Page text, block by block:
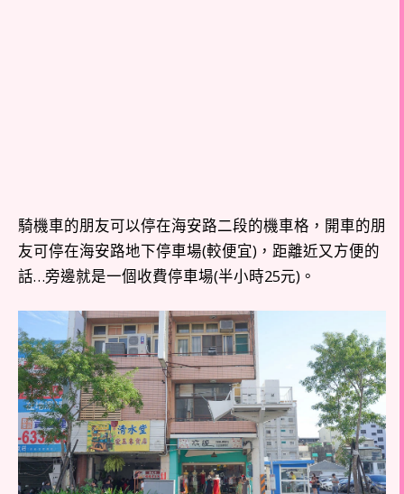
騎機車的朋友可以停在海安路二段的機車格，開車的朋
友可停在海安路地下停車場(較便宜)，距離近又方便的
話…旁邊就是一個收費停車場(半小時25元)。